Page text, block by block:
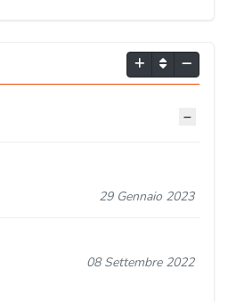
29 Gennaio 2023
08 Settembre 2022